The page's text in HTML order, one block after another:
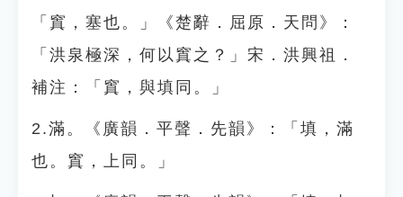
「窴，塞也。」《楚辭．屈原．天問》：
「洪泉極深，何以窴之？」宋．洪興祖．
補注：「窴，與填同。」
2.滿。《廣韻．平聲．先韻》：「填，滿
也。窴，上同。」